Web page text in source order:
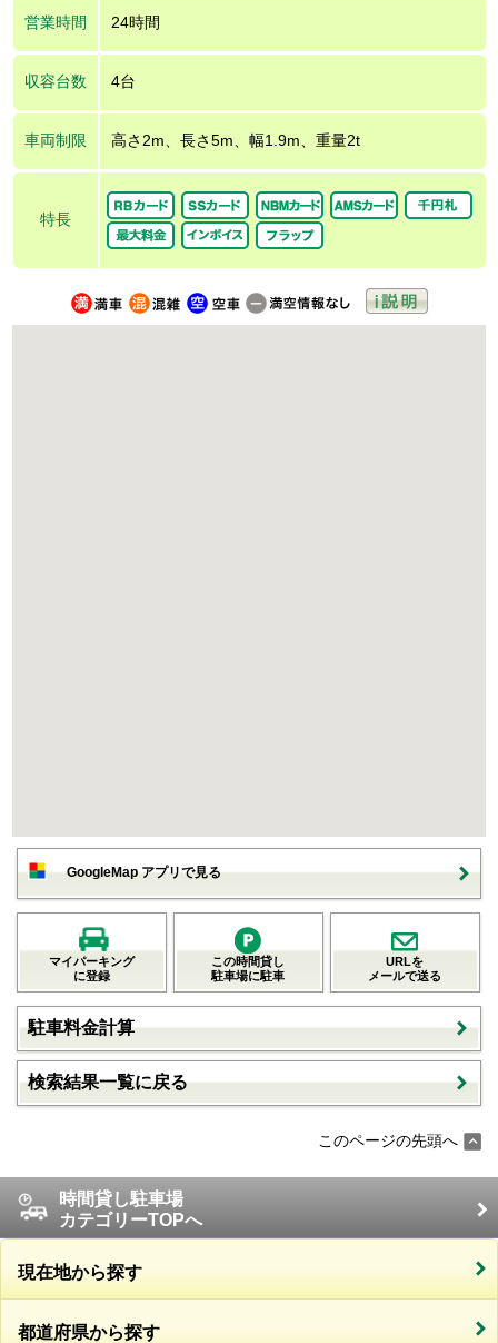
営業時間 24時間
収容台数 4台
車両制限 高さ2m、長さ5m、幅1.9m、重量2t
特長
GoogleMap アプリで見る
マイパーキング
に登録
この時間貸し
駐車場に駐車
URLを
メールで送る
駐車料金計算
検索結果一覧に戻る
このページの先頭へ
時間貸し駐車場
カテゴリーTOPへ
現在地から探す
都道府県から探す